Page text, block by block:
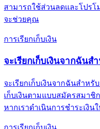
สามารถใช้ส่วนลดและโปร
จะช่วยคุณ
การเรียกเก็บเงิน
จะเรียกเก็บเงินจากฉันส
จะเรียกเก็บเงินจากฉันสำหรั
เก็บเงินตามแบบสมัครสมาชิ
หากเราดำเนินการชำระเงิน
การเรียกเก็บเงิน